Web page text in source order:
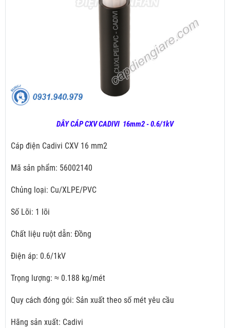
DÂY CÁP CXV CADIVI 16mm2 - 0.6/1kV
Cáp điện Cadivi CXV 16 mm2
Mã sản phẩm: 56002140
Chủng loại: Cu/XLPE/PVC
Số Lõi: 1 lõi
Chất liệu ruột dẫn: Đồng
Điện áp: 0.6/1kV
Trọng lượng: ≈ 0.188 kg/mét
Quy cách đóng gói: Sản xuất theo số mét yêu cầu
Hãng sản xuất: Cadivi